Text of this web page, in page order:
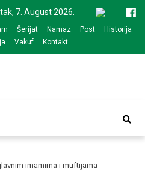
7. August 2026.
Šerijat Namaz Post
Historija
Vakuf Kontakt
Bijeljina
imamima i muftijama